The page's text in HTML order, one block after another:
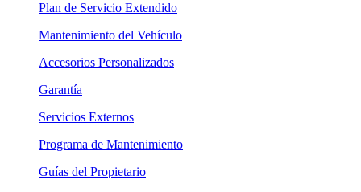
Plan de Servicio Extendido
Mantenimiento del Vehículo
Accesorios Personalizados
Garantía
Servicios Externos
Programa de Mantenimiento
Guías del Propietario